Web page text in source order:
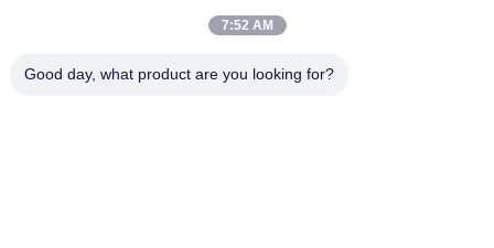
주소
7:52 AM
Good day, what product are you looking for?